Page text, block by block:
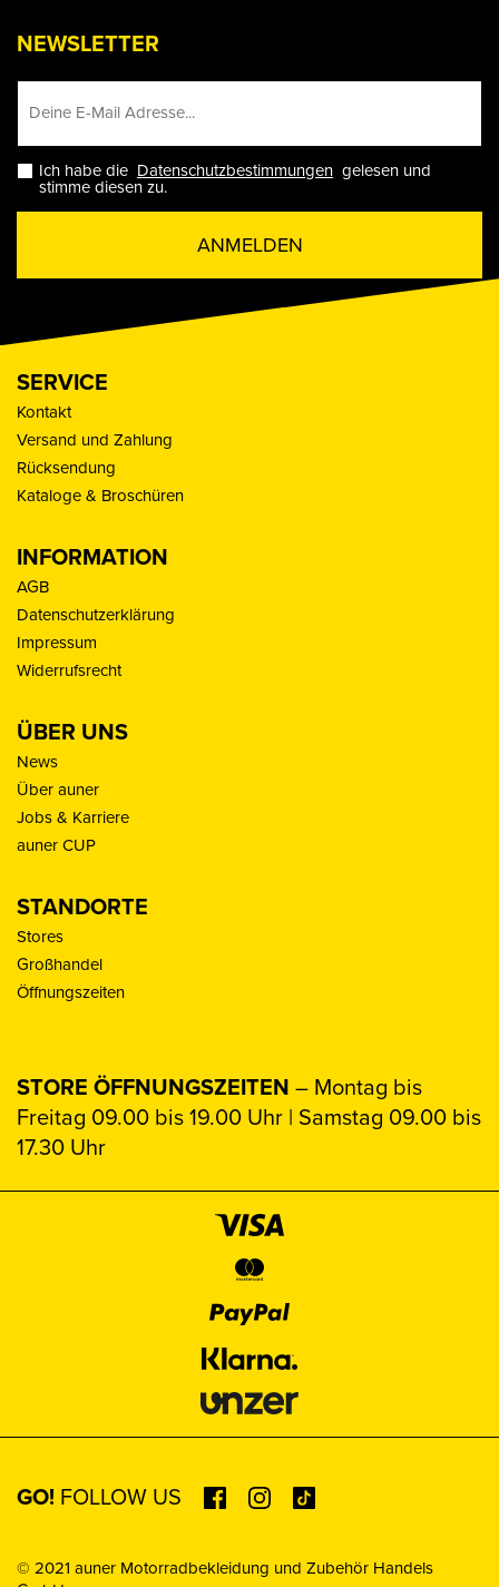
NEWSLETTER
Ich habe die Datenschutzbestimmungen gelesen und
stimme diesen zu.
ANMELDEN
SERVICE
Kontakt
Versand und Zahlung
Rücksendung
Kataloge & Broschüren
INFORMATION
AGB
Datenschutzerklärung
Impressum
Widerrufsrecht
ÜBER UNS
News
Über auner
Jobs & Karriere
auner CUP
STANDORTE
Stores
Großhandel
Öffnungszeiten
STORE ÖFFNUNGSZEITEN – Montag bis
Freitag 09.00 bis 19.00 Uhr | Samstag 09.00 bis
17.30 Uhr
GO! FOLLOW US
© 2021 auner Motorradbekleidung und Zubehör Handels